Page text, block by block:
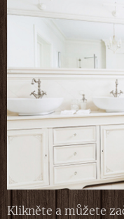
Klikněte a můžete